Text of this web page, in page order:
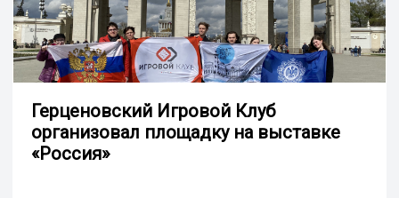
Герценовский Игровой Клуб
организовал площадку на выставке
«Россия»